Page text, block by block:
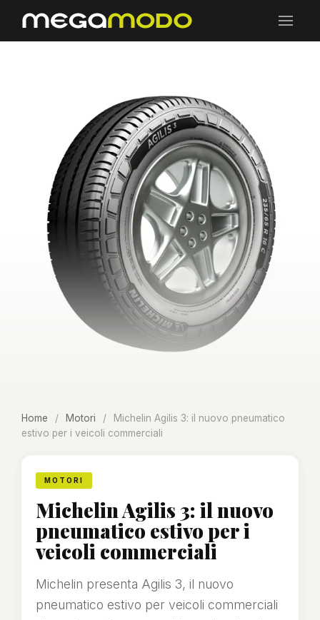
Home / Motori /
Michelin Agilis 3: il nuovo pneumatico
estivo per i veicoli commerciali
MOTORI
Michelin Agilis 3: il nuovo
pneumatico estivo per i
veicoli commerciali
Michelin presenta Agilis 3, il nuovo
pneumatico estivo per veicoli commerciali